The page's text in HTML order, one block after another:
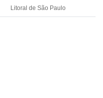
Litoral de São Paulo